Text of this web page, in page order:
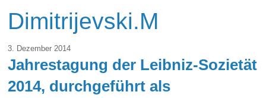
Dimitrijevski.M
3. Dezember 2014
Jahrestagung der Leibniz-Sozietät
2014, durchgeführt als